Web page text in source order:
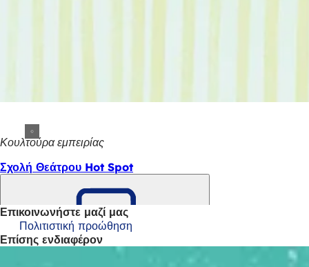
Κουλτούρα εμπειρίας
Σχολή Θεάτρου Hot Spot
Θυμηθείτε
το
Επικοινωνήστε μαζί μας
Πολιτιστική προώθηση
Επίσης ενδιαφέρον